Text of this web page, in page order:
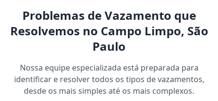
Problemas de Vazamento que
Resolvemos no Campo Limpo, São
Paulo
Nossa equipe especializada está preparada para
identificar e resolver todos os tipos de vazamentos,
desde os mais simples até os mais complexos.